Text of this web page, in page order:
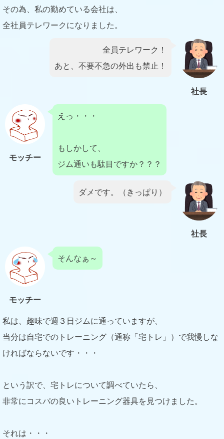
その為、私の勤めている会社は、
全社員テレワークになりました。
全員テレワーク！
あと、不要不急の外出も禁止！
社長
モッチー
えっ・・・
もしかして、
ジム通いも駄目ですか？？？
ダメです。（きっぱり）
社長
モッチー
そんなぁ～
私は、趣味で週３日ジムに通っていますが、
当分は自宅でのトレーニング（通称「宅トレ」）で我慢しな
ければならないです・・・
という訳で、宅トレについて調べていたら、
非常にコスパの良いトレーニング器具を見つけました。
それは・・・